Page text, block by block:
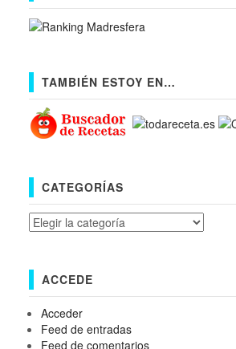
TAMBIÉN ESTOY EN…
CATEGORÍAS
Categorías
ACCEDE
Acceder
Feed de entradas
Feed de comentarios